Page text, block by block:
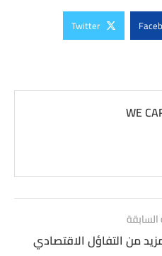
Twitter
WE
السابقة
من التفاؤل الاقتصادي